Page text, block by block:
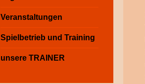
Veranstaltungen
Spielbetrieb und Training
unsere TRAINER